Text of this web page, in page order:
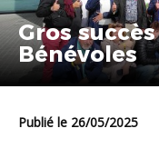
Gros
Bénévoles
Publié le 26/05/2025